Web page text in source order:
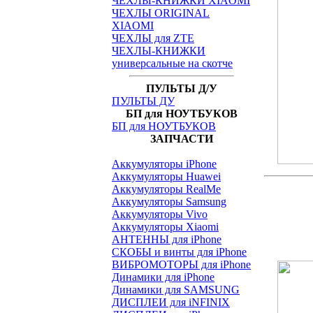
ЧЕХЛЫ ORIGINAL
XIAOMI
ЧЕХЛЫ для ZTE
ЧЕХЛЫ-КНИЖКИ
универсальные на скотче
ПУЛЬТЫ Д/У
ПУЛЬТЫ ДУ
БП для НОУТБУКОВ
БП для НОУТБУКОВ
ЗАПЧАСТИ
Аккумуляторы iPhone
Аккумуляторы Huawei
Аккумуляторы RealMe
Аккумуляторы Samsung
Аккумуляторы Vivo
Аккумуляторы Xiaomi
АНТЕННЫ для iPhone
СКОБЫ и винты для iPhone
ВИБРОМОТОРЫ для iPhone
Динамики для iPhone
Динамики для SAMSUNG
ДИСПЛЕИ для iNFINIX